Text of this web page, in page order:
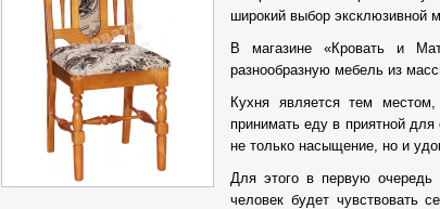
широкий выбор эксклюзивной
В магазине «Кровать и
разнообразную мебель из
Кухня является тем
принимать еду в приятной для
не только насыщение, но и
Для этого в первую
человек будет чувствовать